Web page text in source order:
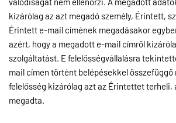
kizárólag az azt megadó személy, Érintett,
Érintett e-mail címének megadásakor
azért, hogy a megadott e-mail címről
szolgáltatást. E felelősségvállalásra
mail címen történt belépésekkel összefüggő
felelősség kizárólag azt az Érintettet terheli,
megadta.